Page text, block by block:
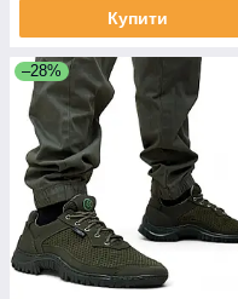
Купити
–28%